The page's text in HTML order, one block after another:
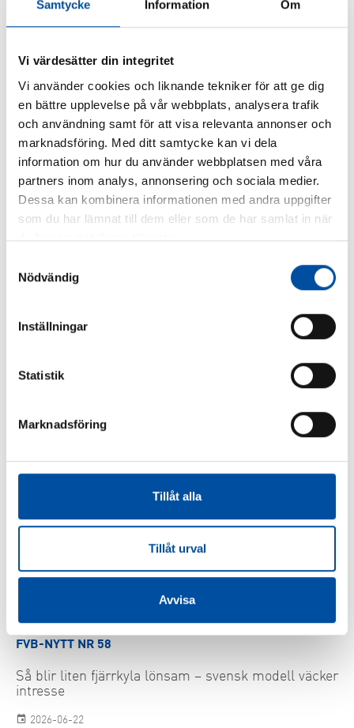
Samtycke Information Om
Vi värdesätter din integritet
Vi använder cookies och liknande tekniker för att ge dig
en bättre upplevelse på vår webbplats, analysera trafik
och användning samt för att visa relevanta annonser och
marknadsföring. Med ditt samtycke kan vi dela
information om hur du använder webbplatsen med våra
partners inom analys, annonsering och sociala medier.
Dessa kan kombinera informationen med andra uppgifter
som du har lämnat till dem eller som de har samlat in när
du har använt deras tjänster.
Nödvändig
Inställningar
Statistik
Marknadsföring
Tillåt alla
Tillåt urval
Avvisa
Liknande artiklar
ALLA NYHETER
FVB-NYTT NR 58
Så blir liten fjärrkyla lönsam – svensk modell väcker
intresse
2026-06-22